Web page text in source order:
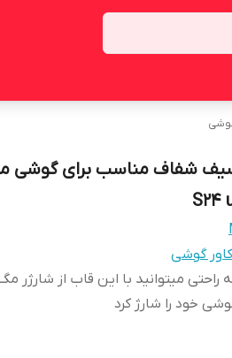
شفاف مناسب برای گوشی
گوشی
راحتی میتوانید با این قاب از شارژر
خود را شارژ کرد